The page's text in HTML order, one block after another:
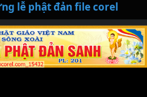
lễ phật đản file corel